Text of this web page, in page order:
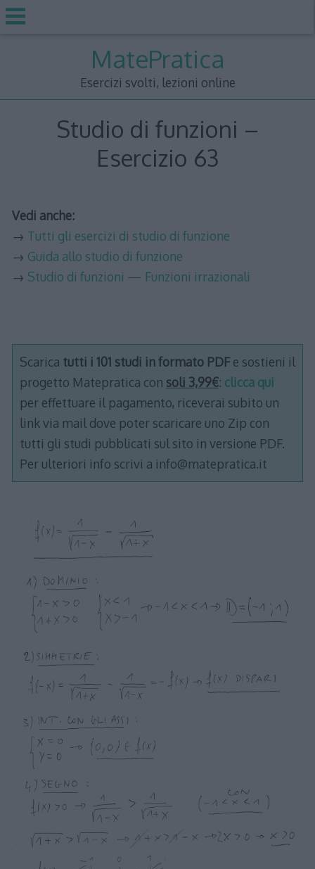
MatePratica
Esercizi svolti, lezioni online
Studio di funzioni –
Esercizio 63
Vedi anche:
→ Tutti gli esercizi di studio di funzione
→ Guida allo studio di funzione
→ Studio di funzioni — Funzioni irrazionali
Scarica tutti i 101 studi in formato PDFe sostieni il
progetto Matepratica con soli 3,99€: clicca qui
per effettuare il pagamento, riceverai subito un
link via mail dove poter scaricare uno Zip con
tutti gli studi pubblicati sul sito in versione PDF.
Per ulteriori info scrivi a info@matepratica.it